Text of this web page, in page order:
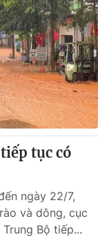
tục có
ngày 22/7,
và dông, cục
Bộ tiếp...